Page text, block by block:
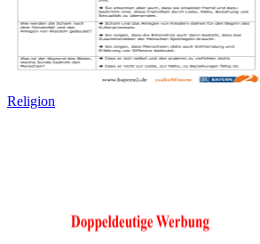
Religion